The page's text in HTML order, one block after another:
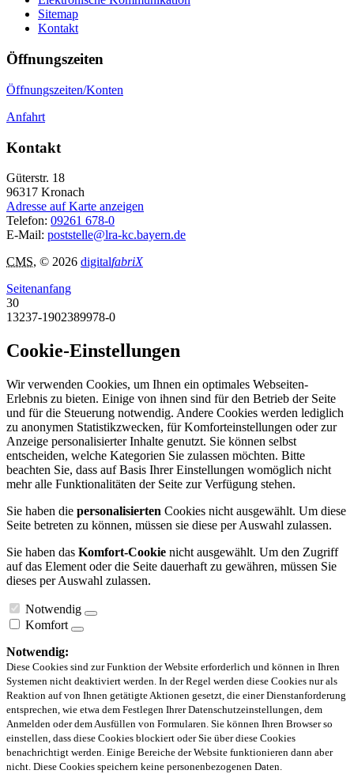
Sitemap
Kontakt
Öffnungszeiten
Öffnungszeiten/Konten
Anfahrt
Kontakt
Güterstr. 18
96317 Kronach
Adresse auf Karte anzeigen
Telefon: 09261 678-0
E-Mail: poststelle@lra-kc.bayern.de
CMS, © 2026 digitalfabriX
Seitenanfang
30
13237-1902389978-0
Cookie-Einstellungen
Wir verwenden Cookies, um Ihnen ein optimales Webseiten-
Erlebnis zu bieten. Einige von ihnen sind für den Betrieb der Seite
und für die Steuerung notwendig. Andere Cookies werden lediglich
zu anonymen Statistikzwecken, für Komforteinstellungen oder zur
Anzeige personalisierter Inhalte genutzt. Sie können selbst
entscheiden, welche Kategorien Sie zulassen möchten. Bitte
beachten Sie, dass auf Basis Ihrer Einstellungen womöglich nicht
mehr alle Funktionalitäten der Seite zur Verfügung stehen.
Sie haben die personalisierten Cookies nicht ausgewählt. Um diese
Seite betreten zu können, müssen sie diese per Auswahl zulassen.
Sie haben das Komfort-Cookie nicht ausgewählt. Um den Zugriff
auf das Element oder die Seite dauerhaft zu gewähren, müssen Sie
dieses per Auswahl zulassen.
Notwendig
Komfort
Notwendig:
Diese Cookies sind zur Funktion der Website erforderlich und können in Ihren
Systemen nicht deaktiviert werden. In der Regel werden diese Cookies nur als
Reaktion auf von Ihnen getätigte Aktionen gesetzt, die einer Dienstanforderung
entsprechen, wie etwa dem Festlegen Ihrer Datenschutzeinstellungen, dem
Anmelden oder dem Ausfüllen von Formularen. Sie können Ihren Browser so
einstellen, dass diese Cookies blockiert oder Sie über diese Cookies
benachrichtigt werden. Einige Bereiche der Website funktionieren dann aber
nicht. Diese Cookies speichern keine personenbezogenen Daten.